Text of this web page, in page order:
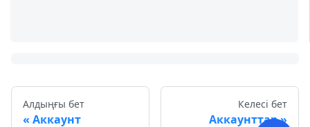
Алдыңғы бет
Аккаунт
Келесі бет
Аккаунттар